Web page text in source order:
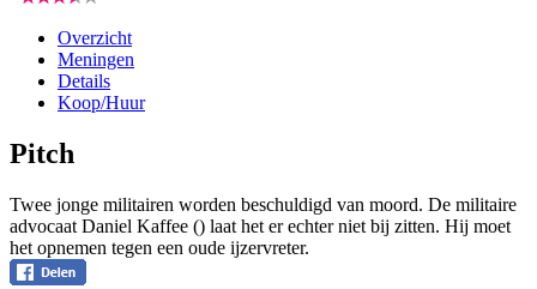
Overzicht
Meningen
Details
Koop/Huur
Pitch
Twee jonge militairen worden beschuldigd van moord. De militaire
advocaat Daniel Kaffee () laat het er echter niet bij zitten. Hij moet
het opnemen tegen een oude ijzervreter.